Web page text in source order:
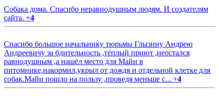
Собака дома. Спасибо неравнодушным людям. И создателям
сайта. +4
Спасибо большое начальнику тюрьмы Глызину Андрею
Андреевичу за бдительность ,тёплый приют ,неостался
равнодушным ,а нашёл место для Майи в
питомнике,накормил,укрыл от дождя и отдельной клетке для
собак.Майи пошло на пользу ,проведя меньше с... +4